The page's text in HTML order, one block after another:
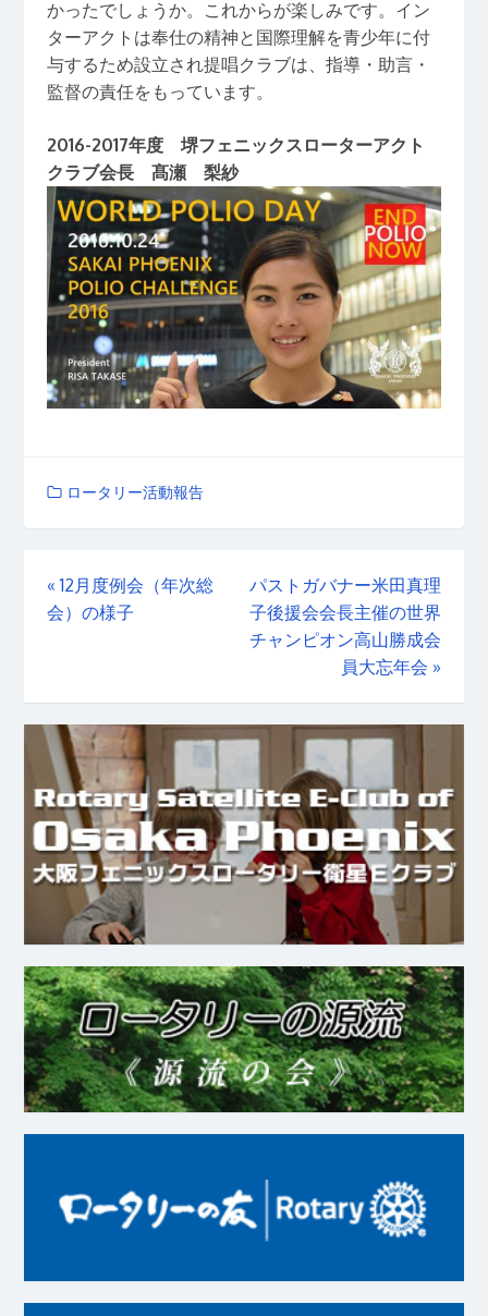
かったでしょうか。これからが楽しみです。イン
ターアクトは奉仕の精神と国際理解を青少年に付
与するため設立され提唱クラブは、指導・助言・
監督の責任をもっています。
2016-2017年度 堺フェニックスローターアクト
クラブ会長 髙瀬 梨紗
ロータリー活動報告
« 12月度例会（年次総
会）の様子
パストガバナー米田真理
子後援会会長主催の世界
チャンピオン高山勝成会
員大忘年会 »